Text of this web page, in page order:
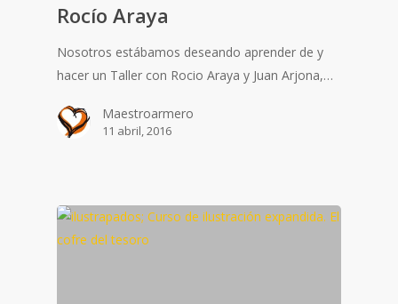
Rocío Araya
Nosotros estábamos deseando aprender de y
hacer un Taller con Rocio Araya y Juan Arjona,…
Maestroarmero
11 abril, 2016